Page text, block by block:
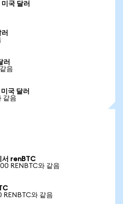
국 달러
러
음
국 달러
같음
renBTC
RENBTC와 같음
와 같음